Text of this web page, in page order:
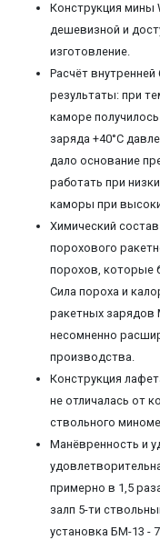
Конструкция мины
дешевизной и
изготовление.
Расчёт
результаты: при
каморе
заряда +40°С
дало основание
работать при
каморы при
Химический
порохового
порохов, которые
Сила пороха и
ракетных зарядов
несомненно
производства.
Конструкция
не отличалась от
ствольного
Манёвренность и
примерно в 1,5
залп 5-ти
установка БМ-13 -